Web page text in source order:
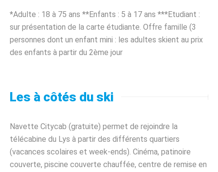
*Adulte : 18 à 75 ans **Enfants : 5 à 17 ans ***Etudiant :
sur présentation de la carte étudiante. Offre famille (3
personnes dont un enfant mini : les adultes skient au prix
des enfants à partir du 2ème jour
Les à côtés du ski
Navette Citycab (gratuite) permet de rejoindre la
télécabine du Lys à partir des différents quartiers
(vacances scolaires et week-ends). Cinéma, patinoire
couverte, piscine couverte chauffée, centre de remise en